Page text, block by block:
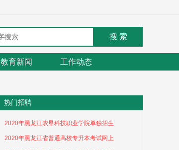
教育新闻 工作动态
热门招聘
2020年黑龙江农垦科技职业学院单独招生
2020年黑龙江省普通高校专升本考试网上